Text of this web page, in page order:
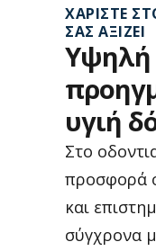
ΧΑΡΊΣΤΕ
ΣΑΣ ΑΞΊΖΕΙ
Υψηλή
υγιή
Στο
προσφορά
και
σύγχρονα